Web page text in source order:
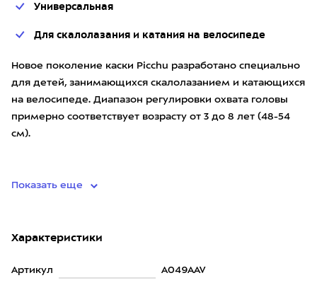
Универсальная
Для скалолазания и катания на велосипеде
Новое поколение каски Picchu разработано специально
для детей, занимающихся скалолазанием и катающихся
на велосипеде. Диапазон регулировки охвата головы
примерно соответствует возрасту от 3 до 8 лет (48-54
см).
Показать еще
Характеристики
Артикул A049AAV